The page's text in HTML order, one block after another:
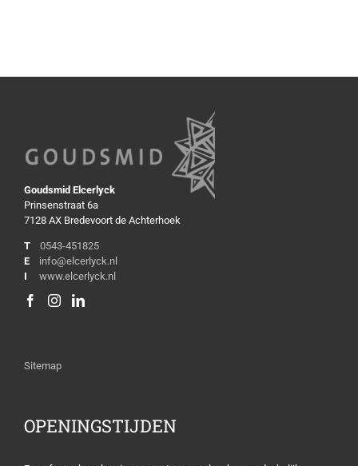
Goudsmid Elcerlyck
Prinsenstraat 6a
7128 AX Bredevoort de Achterhoek
T
0543-451825
E
info@elcerlyck.nl
I
www.elcerlyck.nl
Sitemap
OPENINGSTIJDEN